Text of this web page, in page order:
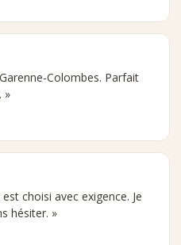
Colombes. Parfait
»
choisi avec exigence. Je
hésiter. »